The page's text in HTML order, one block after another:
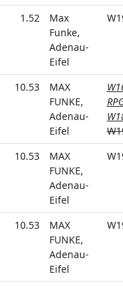
1.52
Max
Funke,
Adenau-
Eifel
10.53
MAX
FUNKE,
Adenau-
Eifel
10.53
MAX
FUNKE,
Adenau-
Eifel
10.53
MAX
FUNKE,
Adenau-
Eifel